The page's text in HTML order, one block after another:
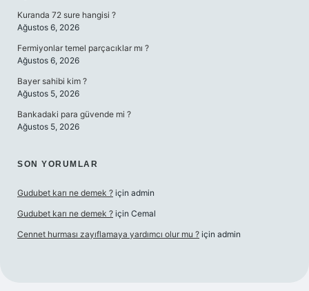
Kuranda 72 sure hangisi ?
Ağustos 6, 2026
Fermiyonlar temel parçacıklar mı ?
Ağustos 6, 2026
Bayer sahibi kim ?
Ağustos 5, 2026
Bankadaki para güvende mi ?
Ağustos 5, 2026
SON YORUMLAR
Gudubet karı ne demek ? için admin
Gudubet karı ne demek ? için Cemal
Cennet hurması zayıflamaya yardımcı olur mu ? için admin